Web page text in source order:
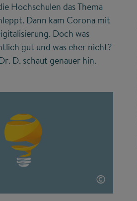
Hochschulen das Thema
Dann kam Corona mit
Doch was
gut und was eher nicht?
D. schaut genauer hin.
©